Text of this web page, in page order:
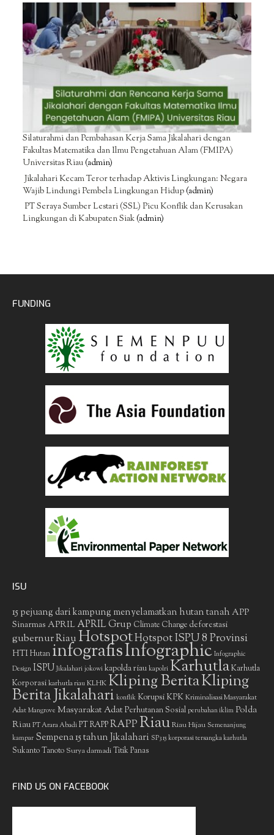
Silaturahmi dan Pembahasan Kerja Sama Jikalahari dengan
Fakultas Matematika dan Ilmu Pengetahuan Alam (FMIPA)
Universitas Riau(admin)
Jikalahari Kecam Teror terhadap Aktivis Lingkungan: Negara
Wajib Lindungi Pembela Lingkungan Hidup(admin)
PT Seraya Sumber Lestari (SSL) Picu Konflik dan Kerusakan
Lingkungan di Kabupaten Siak(admin)
FUNDING
ISU
15 pejuang dari kampung menyelamatkan hutan tanah APP
Sinarmas APRIL APRIL Grup Climate Change deforestasi
gubernur RiauHotspotHotspot ISPU 8 Provinsi
HTIHutan infografisInfographic Infographic
Design ISPU Jikalahari jokowi kapolda riau kapolri KarhutlaKarhutla
Korporasikarhutla riauKLHKKliping BeritaKliping
Berita Jikalahari konflik Korupsi KPKKriminalisasi Masyarakat
Adat Mangrove Masyarakat AdatPerhutanan Sosial perubahan iklim Polda
Riau PT Arara Abadi PT RAPPRAPPRiauRiau Hijau Semenanjung
kampar Sempena 15 tahun Jikalahari SP3 15 korporasi tersangka karhutla
Sukanto Tanoto Surya darmadiTitik Panas
FIND US ON FACEBOOK